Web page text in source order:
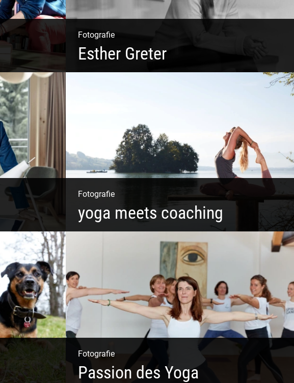
Fotografie
Esther Greter
Fotografie
yoga meets coaching
Sonnengruß Katharina Kirchner
Fotografie
Passion des Yoga